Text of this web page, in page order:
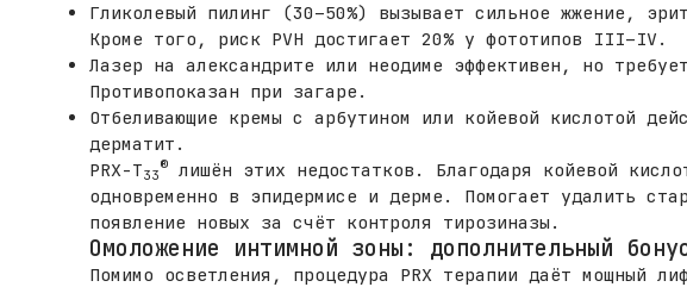
Гликолевый пилинг (30–50%) вызывает сильное жжение,
Кроме того, риск PVH достигает 20% у фототипов III–IV.
Лазер на александрите или неодиме эффективен, но
Противопоказан при загаре.
Отбеливающие кремы с арбутином или койевой кислотой
дерматит.
PRX-T33
®лишён этих недостатков. Благодаря койевой
одновременно в эпидермисе и дерме. Помогает удалить
появление новых за счёт контроля тирозиназы.
Омоложение интимной зоны: дополнительный
Помимо осветления, процедура PRX терапии даёт мощный